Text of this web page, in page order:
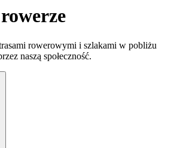
rowerowymi i szlakami w pobliżu
naszą społeczność.